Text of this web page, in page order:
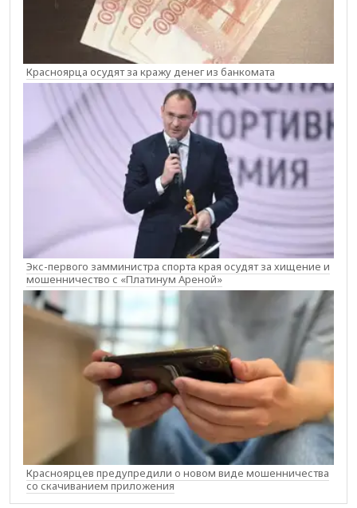
Красноярца осудят за кражу денег из банкомата
Экс-первого замминистра спорта края осудят за хищение и
мошенничество с «Платинум Ареной»
Красноярцев предупредили о новом виде мошенничества
со скачиванием приложения